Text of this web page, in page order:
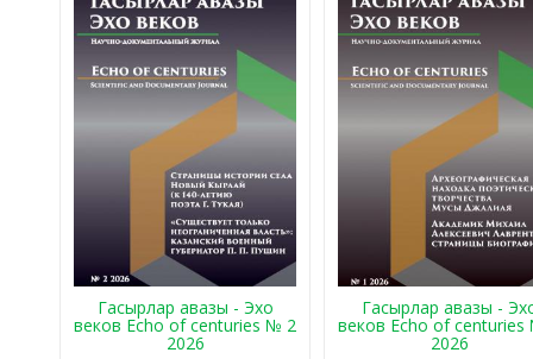
Гасырлар авазы - Эхо
веков Echo of centuries № 2
2026
Гасырлар авазы -
веков Echo of
2026